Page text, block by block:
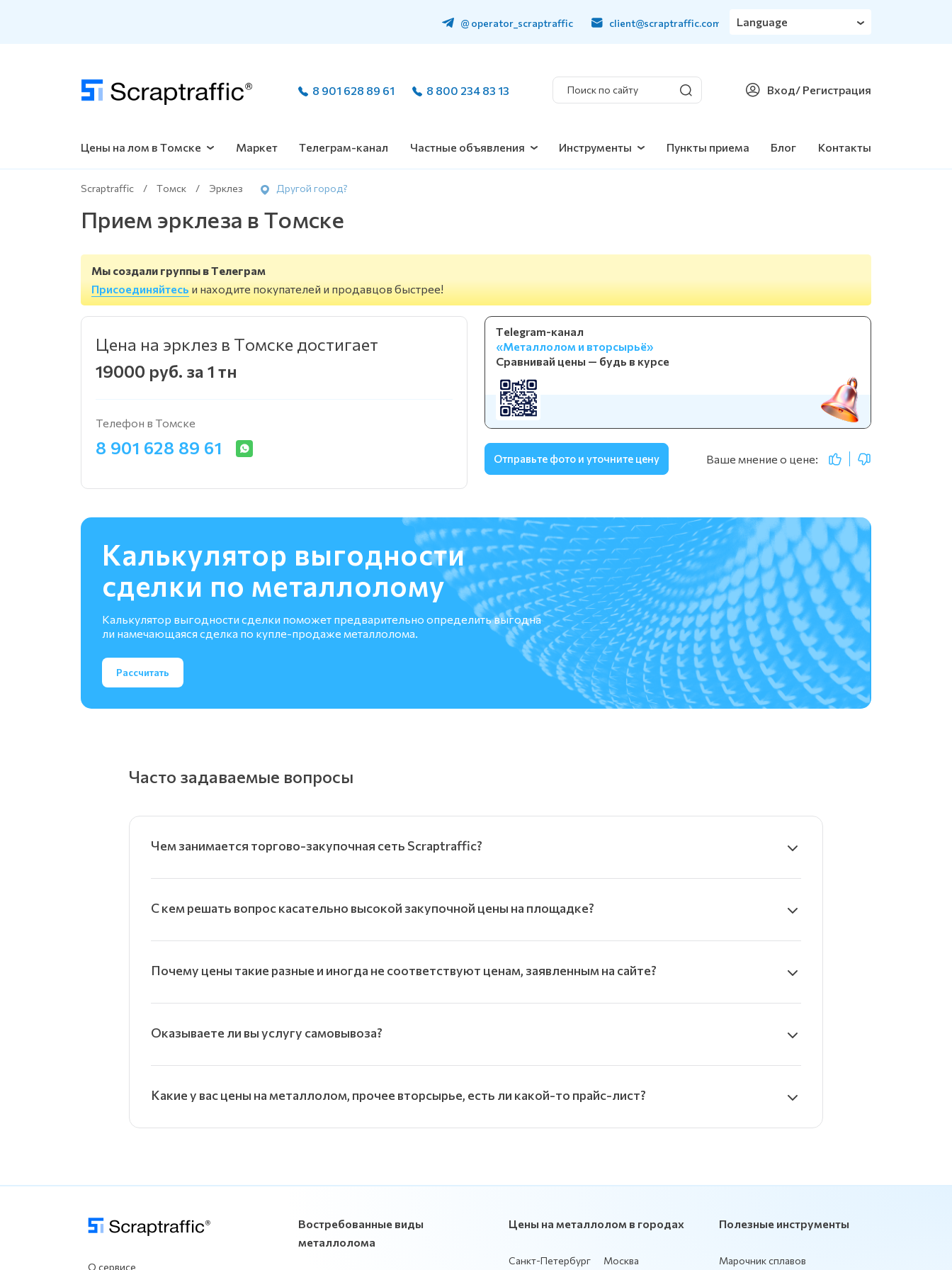
@ operator_scraptraffic client@scraptraffic.com Language
8 901 628 89 61 8 800 234 83 13 Вход/ Регистрация
Цены на лом в Томске Маркет Телеграм-канал Частные объявления Инструменты Пункты приема Блог Контакты
Scraptraffic / Томск / Эрклез Другой город?
Прием эрклеза в Томске
Мы создали группы в Телеграм
Присоединяйтесьи находите покупателей и продавцов быстрее!
Цена на эрклез в Томске достигает
19000 руб. за 1 тн
Телефон в Томске
8 901 628 89 61
Telegram-канал
«Металлолом и вторсырьё»
Сравнивай цены — будь в курсе
Отправьте фото и уточните цену Ваше мнение о цене:
Калькулятор выгодности
сделки по металлолому
Калькулятор выгодности сделки поможет предварительно определить выгодна
ли намечающаяся сделка по купле-продаже металлолома.
Рассчитать
Часто задаваемые вопросы
Чем занимается торгово-закупочная сеть Scraptraffic?
С кем решать вопрос касательно высокой закупочной цены на площадке?
Почему цены такие разные и иногда не соответствуют ценам, заявленным на сайте?
Оказываете ли вы услугу самовывоза?
Какие у вас цены на металлолом, прочее вторсырье, есть ли какой-то прайс-лист?
О сервисе
Востребованные виды
металлолома
Цены на металлолом в городах
Санкт-Петербург Москва
Полезные инструменты
Марочник сплавов